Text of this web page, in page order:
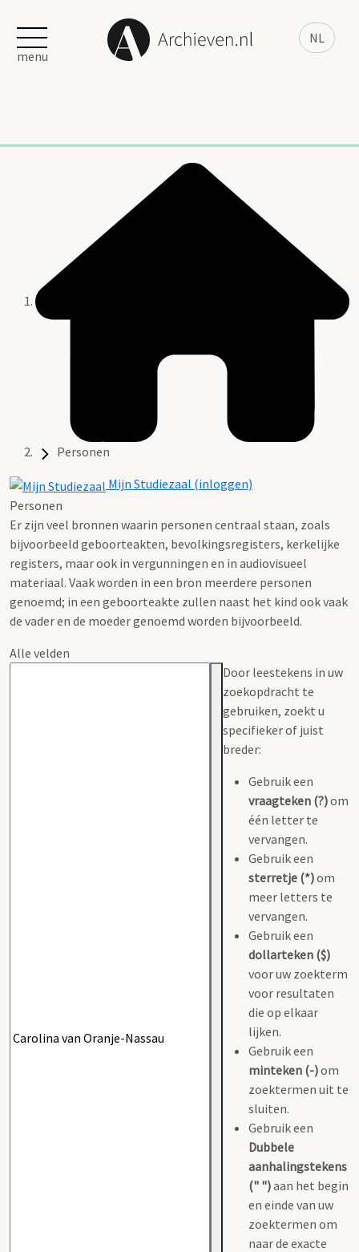
NL
menu
Personen
Mijn Studiezaal (inloggen)
Personen
Er zijn veel bronnen waarin personen centraal staan, zoals
bijvoorbeeld geboorteakten, bevolkingsregisters, kerkelijke
registers, maar ook in vergunningen en in audiovisueel
materiaal. Vaak worden in een bron meerdere personen
genoemd; in een geboorteakte zullen naast het kind ook vaak
de vader en de moeder genoemd worden bijvoorbeeld.
Alle velden
Door leestekens in uw
zoekopdracht te
gebruiken, zoekt u
specifieker of juist
breder:
Gebruik een
vraagteken (?)om
één letter te
vervangen.
Gebruik een
sterretje (*)om
meer letters te
vervangen.
Gebruik een
dollarteken ($)
voor uw zoekterm
voor resultaten
die op elkaar
lijken.
Gebruik een
minteken (-)om
zoektermen uit te
sluiten.
Gebruik een
Dubbele
aanhalingstekens
(" ")aan het begin
en einde van uw
zoektermen om
naar de exacte